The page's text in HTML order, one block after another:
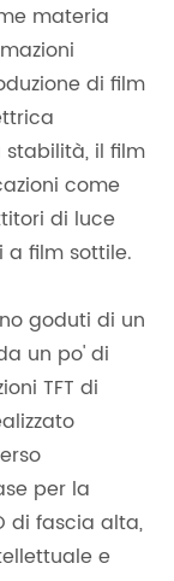
materia
di film
il film
come
di luce
a film sottile.
goduti di un
un po' di
TFT di
per la
di fascia alta,
e